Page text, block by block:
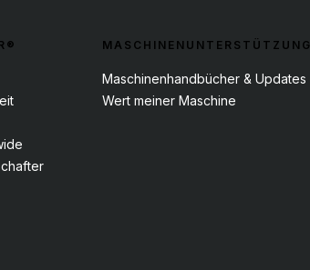
MASCHINENUNTERSTÜTZUNG
Maschinenhandbücher & Updates
Wert meiner Maschine